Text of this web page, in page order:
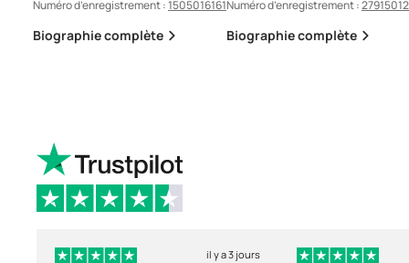
Numéro d’enregistrement :1505016161
Biographie complète
Numéro d’enregistrement :
Biographie complète
il y a 3 jours